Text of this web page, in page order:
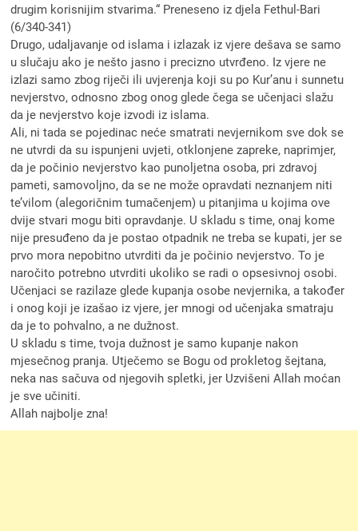
drugim korisnijim stvarima.“ Preneseno iz djela Fethul-Bari
(6/340-341)
Drugo, udaljavanje od islama i izlazak iz vjere dešava se samo
u slučaju ako je nešto jasno i precizno utvrđeno. Iz vjere ne
izlazi samo zbog riječi ili uvjerenja koji su po Kur’anu i sunnetu
nevjerstvo, odnosno zbog onog glede čega se učenjaci slažu
da je nevjerstvo koje izvodi iz islama.
Ali, ni tada se pojedinac neće smatrati nevjernikom sve dok se
ne utvrdi da su ispunjeni uvjeti, otklonjene zapreke, naprimjer,
da je počinio nevjerstvo kao punoljetna osoba, pri zdravoj
pameti, samovoljno, da se ne može opravdati neznanjem niti
te’vilom (alegoričnim tumačenjem) u pitanjima u kojima ove
dvije stvari mogu biti opravdanje. U skladu s time, onaj kome
nije presuđeno da je postao otpadnik ne treba se kupati, jer se
prvo mora nepobitno utvrditi da je počinio nevjerstvo. To je
naročito potrebno utvrditi ukoliko se radi o opsesivnoj osobi.
Učenjaci se razilaze glede kupanja osobe nevjernika, a također
i onog koji je izašao iz vjere, jer mnogi od učenjaka smatraju
da je to pohvalno, a ne dužnost.
U skladu s time, tvoja dužnost je samo kupanje nakon
mjesečnog pranja. Utječemo se Bogu od prokletog šejtana,
neka nas sačuva od njegovih spletki, jer Uzvišeni Allah moćan
je sve učiniti.
Allah najbolje zna!